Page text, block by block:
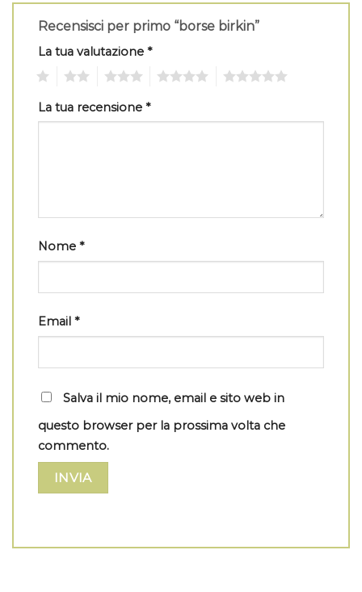
Recensisci per primo “borse birkin”
La tua valutazione *
La tua recensione *
Nome *
Email *
Salva il mio nome, email e sito web in
questo browser per la prossima volta che
commento.